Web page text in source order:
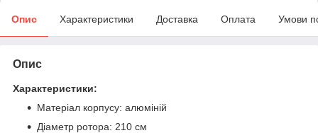
Опис Характеристики Доставка Оплата Умови
Опис
Характеристики:
Матеріал корпусу: алюміній
Діаметр ротора: 210 см